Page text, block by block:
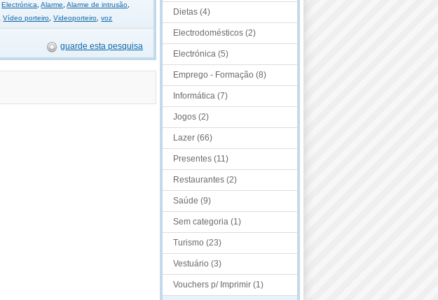
,Electrónica ,Alarme ,Alarme de intrusão
,Vídeo porteiro ,Videoporteiro ,voz
guarde esta pesquisa
Dietas (4)
Electrodomésticos (2)
Electrónica (5)
Emprego - Formação (8)
Informática (7)
Jogos (2)
Lazer (66)
Presentes (11)
Restaurantes (2)
Saúde (9)
Sem categoria (1)
Turismo (23)
Vestuário (3)
Vouchers p/ Imprimir (1)